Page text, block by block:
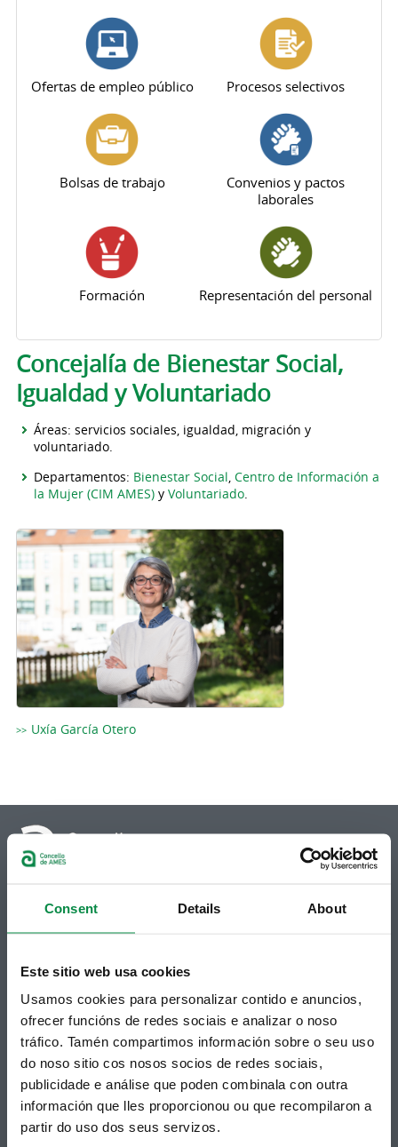
Consent Details About
Este sitio web usa cookies
Usamos cookies para personalizar contido e anuncios,
ofrecer funcións de redes sociais e analizar o noso
tráfico. Tamén compartimos información sobre o seu uso
do noso sitio cos nosos socios de redes sociais,
publicidade e análise que poden combinala con outra
información que lles proporcionou ou que recompilaron a
partir do uso dos seus servizos.
Ofertas de empleo público Procesos selectivos
Bolsas de trabajo
Convenios y pactos
laborales
Formación Representación del personal
Solapas principales
Concejalía de Bienestar Social,
Igualdad y Voluntariado
Áreas: servicios sociales, igualdad, migración y
voluntariado.
Departamentos: Bienestar Social, Centro de Información a
la Mujer (CIM AMES)y Voluntariado.
Uxía García Otero
© Concello de Ames
Bertamiráns (Ames)
Telf 981 883 002 | Fax 981 883 925
Suscripción boletines
Puedes recibir la información publicada en la web
municipal en tu correo electrónico mediante una
suscripción al boletín de novedades.Enlace.